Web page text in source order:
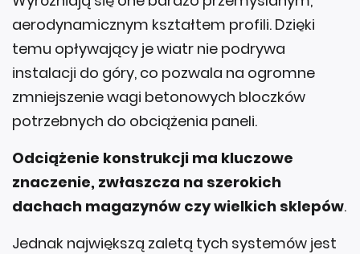
aerodynamicznym kształtem profili. Dzięki
temu opływający je wiatr nie podrywa
instalacji do góry, co pozwala na ogromne
zmniejszenie wagi betonowych bloczków
potrzebnych do obciążenia paneli.
Odciążenie konstrukcji ma kluczowe
znaczenie, zwłaszcza na szerokich
dachach magazynów czy wielkich sklepów.
Jednak największą zaletą tych systemów jest